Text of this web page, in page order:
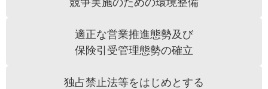
適正な営業推進態勢及び
保険引受管理態勢の確立
独占禁止法等をはじめとする